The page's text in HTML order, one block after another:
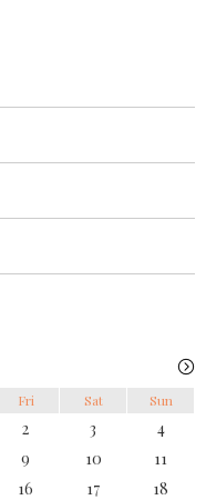
Fri Sat Sun
2 3
4
9 10
11
16 17
18